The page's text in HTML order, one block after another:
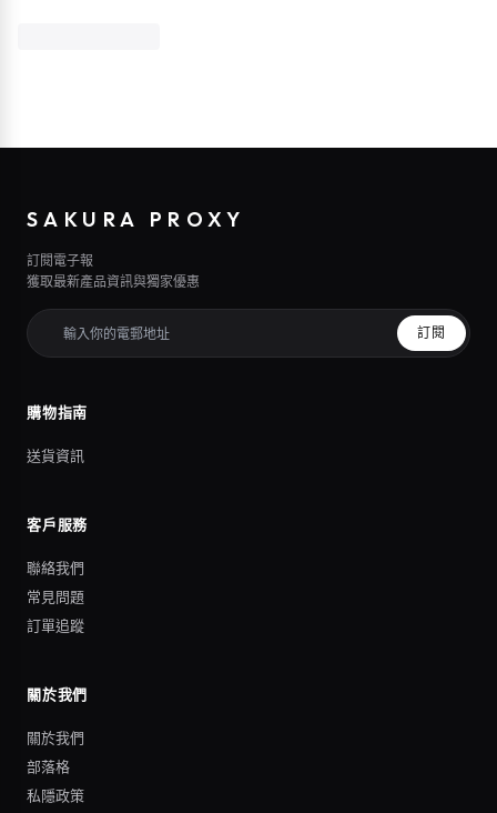
SAKURA PROXY
訂閱電子報
獲取最新產品資訊與獨家優惠
訂閱
購物指南
送貨資訊
客戶服務
聯絡我們
常見問題
訂單追蹤
關於我們
關於我們
部落格
私隱政策